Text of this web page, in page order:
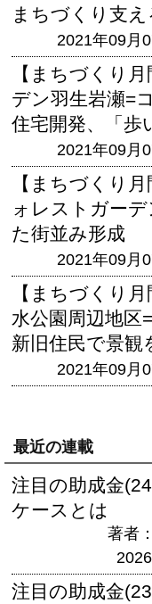
まちづくり支
2021年09月
【まちづくり
デン羽生岩瀬=
住宅開発、「歩
2021年09月
【まちづくり
ォレストガー
た街並み形成
2021年09月
【まちづくり
水公園周辺地区
新旧住民で景観
2021年09月
最近の連載
注目の助成金
ケースとは
著者
注目の助成金